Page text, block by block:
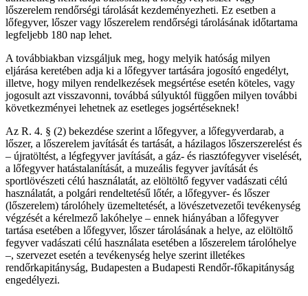
lőszerelem rendőrségi tárolását kezdeményezheti. Ez esetben a
lőfegyver, lőszer vagy lőszerelem rendőrségi tárolásának időtartama
legfeljebb 180 nap lehet.
A továbbiakban vizsgáljuk meg, hogy melyik hatóság milyen
eljárása keretében adja ki a lőfegyver tartására jogosító engedélyt,
illetve, hogy milyen rendelkezések megsértése esetén köteles, vagy
jogosult azt visszavonni, továbbá súlyuktól függően milyen további
következményei lehetnek az esetleges jogsértéseknek!
Az R. 4. § (2) bekezdése szerint a lőfegyver, a lőfegyverdarab, a
lőszer, a lőszerelem javítását és tartását, a házilagos lőszerszerelést és
– újratöltést, a légfegyver javítását, a gáz- és riasztófegyver viselését,
a lőfegyver hatástalanítását, a muzeális fegyver javítását és
sportlövészeti célú használatát, az elöltöltő fegyver vadászati célú
használatát, a polgári rendeltetésű lőtér, a lőfegyver- és lőszer
(lőszerelem) tárolóhely üzemeltetését, a lövészetvezetői tevékenység
végzését a kérelmező lakóhelye – ennek hiányában a lőfegyver
tartása esetében a lőfegyver, lőszer tárolásának a helye, az elöltöltő
fegyver vadászati célú használata esetében a lőszerelem tárolóhelye
–, szervezet esetén a tevékenység helye szerint illetékes
rendőrkapitányság, Budapesten a Budapesti Rendőr-főkapitányság
engedélyezi.